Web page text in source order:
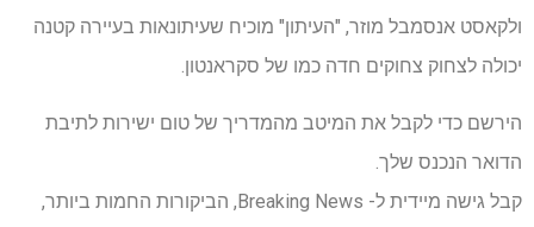
ולקאסט אנסמבל מוזר, "העיתון" מוכיח שעיתונאות בעיירה קטנה
יכולה לצחוק צחוקים חדה כמו של סקראנטון.
הירשם כדי לקבל את המיטב מהמדריך של טום ישירות לתיבת
הדואר הנכנס שלך.
קבל גישה מיידית ל- Breaking News, הביקורות החמות ביותר,